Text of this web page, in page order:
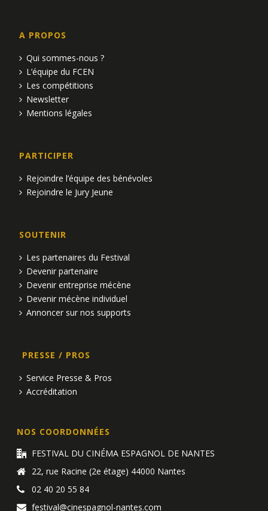
A PROPOS
Qui sommes-nous ?
L’équipe du FCEN
Les compétitions
Newsletter
Mentions légales
PARTICIPER
Rejoindre l’équipe des bénévoles
Rejoindre le Jury Jeune
SOUTENIR
Les partenaires du Festival
Devenir partenaire
Devenir entreprise mécène
Devenir mécène individuel
Annoncer sur nos supports
PRESSE / PROS
Service Presse & Pros
Accréditation
NOS COORDONNÉES
FESTIVAL DU CINÉMA ESPAGNOL DE NANTES
22, rue Racine (2e étage) 44000 Nantes
02 40 20 55 84
festival@cinespagnol-nantes.com